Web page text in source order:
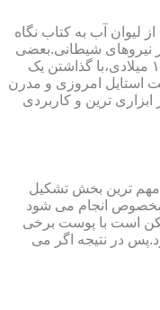
لیوان آب به کتاب نگاه
نیروهای شیطانی.بعضی
دیگر عقیده دارند اولین عینک توسط سالوینو دارماتی اهل ایتالیا در سال ۱۲۸۴ میلادی ساخته شده،برخی دیگر اختراع عینک را به مردی به نام روچربیکنبا نسبت میدهند که در سال ۱۲۶۶ میلادی،با گذاشتن یک
ساز انگلیسی ؛به نام ادوارد اسکارلت استایل امروزی و مدرن
ترین و کاربردی
ترین بخش تشکیل
مخصوص انجام می شود
است با پوست برخی
در نتیجه اگر می